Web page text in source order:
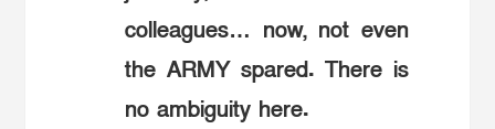
colleagues… now, not even
the ARMY spared. There is
no ambiguity here.